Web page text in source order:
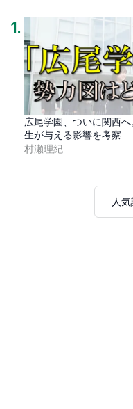
1 .
広尾学園、ついに関西
生が与える影響を考察
村瀬理紀
人